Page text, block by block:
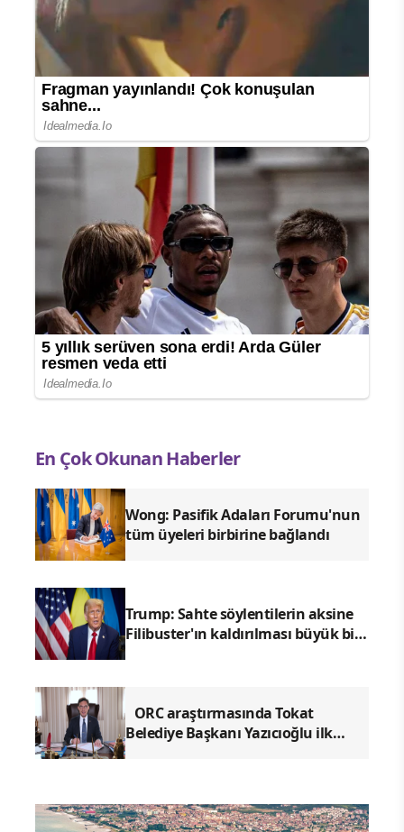
En Çok Okunan Haberler
Wong: Pasifik Adaları Forumu'nun
tüm üyeleri birbirine bağlandı
Trump: Sahte söylentilerin aksine
Filibuster'ın kaldırılması büyük bir
ORC araştırmasında Tokat
Belediye Başkanı Yazıcıoğlu ilk